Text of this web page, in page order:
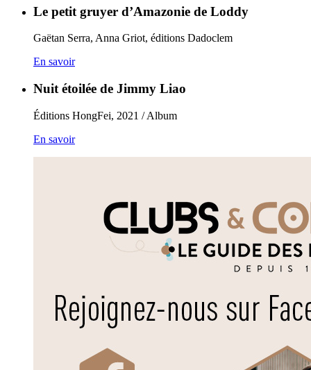
Le petit gruyer d’Amazonie de Loddy
Gaëtan Serra, Anna Griot, éditions Dadoclem
En savoir
Nuit étoilée de Jimmy Liao
Éditions HongFei, 2021 / Album
En savoir